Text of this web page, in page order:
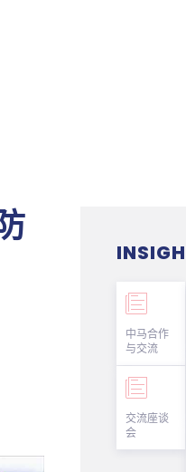
中马合作
与交流
交流座谈
会